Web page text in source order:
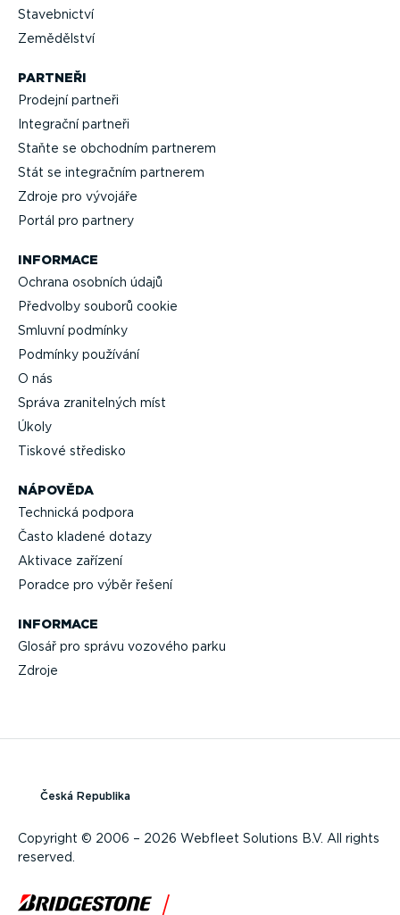
Staveb­nictví
Zemědělství
NÁPOVĚDA
Technická podpora
Často kladené dotazy
Aktivace zařízení
Poradce pro výběr řešení
INFORMACE
Glosář pro správu vozového parku
Zdroje
PARTNEŘI
Prodejní partneři
Integrační partneři
Staňte se obchodním partnerem
Stát se integračním partnerem
Zdroje pro vývojáře
Portál pro partnery
INFORMACE
Ochrana osobních údajů
Předvolby souborů cookie
Smluvní podmínky
Podmínky používání
O nás
Správa zrani­telných míst
Úkoly
Tiskové středisko
Copyright © 2006 – 2026 Webfleet Solutions B.V. All rights
reserved.
Česká Republika